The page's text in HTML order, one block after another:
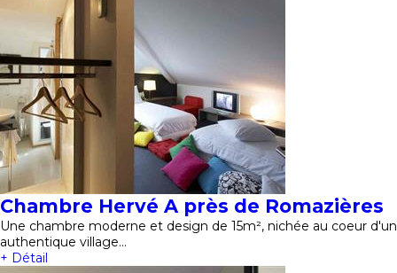
Chambre Hervé A près de Romazières
Une chambre moderne et design de 15m², nichée au coeur d'un
authentique village…
+ Détail